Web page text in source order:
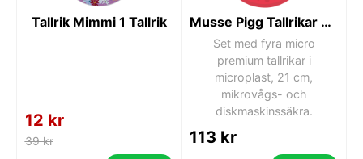
Tallrik Mimmi 1 Tallrik
12 kr
39 kr
Musse Pigg Tallrikar 21 cm 4-pack – Mikrovågssäkra Plasttallrikar
Set med fyra micro
premium tallrikar i
microplast, 21 cm,
mikrovågs- och
diskmaskinssäkra.
113 kr